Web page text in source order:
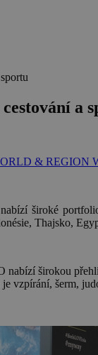
a
& REGION
široké portfolio
Thajsko,
širokou
vzpírání, šerm,